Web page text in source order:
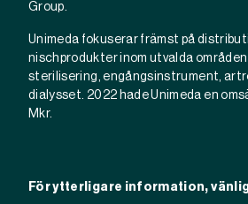
Group.
Unimeda fokuserar främst på
nischprodukter inom utvalda
sterilisering, engångsinstrument,
dialysset. 2022 hade Unimeda en
Mkr.
För ytterligare information,